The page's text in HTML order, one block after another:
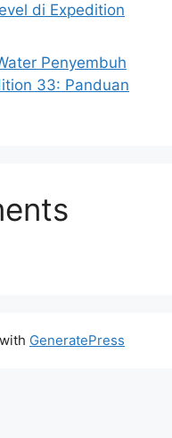
di Expedition
Penyembuh
33: Panduan
GeneratePress